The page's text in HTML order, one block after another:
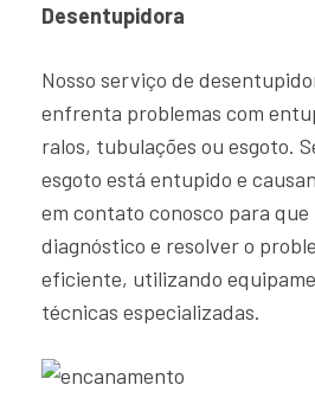
Desentupidora
Nosso serviço de
enfrenta problemas com
ralos, tubulações ou esgoto.
esgoto está entupido e
em contato conosco para que
diagnóstico e resolver o
eficiente, utilizando
técnicas especializadas.